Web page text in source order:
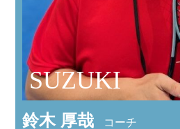
SUZUKI
鈴木 厚哉 コーチ